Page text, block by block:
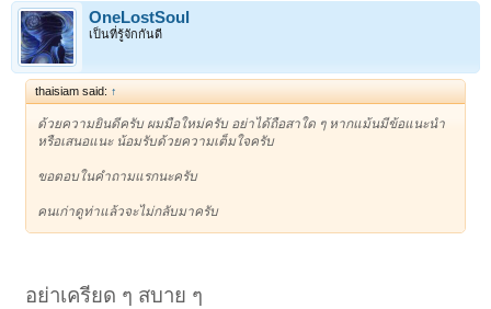
OneLostSoul
เป็นที่รู้จักกันดี
thaisiam said: ↑
ด้วยความยินดีครับ ผมมือใหม่ครับ อย่าได้ถือสาใด ๆ หากแม้นมีข้อแนะนำ
หรือเสนอแนะ น้อมรับด้วยความเต็มใจครับ
ขอตอบในคำถามแรกนะครับ
คนเก่าดูท่าแล้วจะไม่กลับมาครับ
อย่าเครียด ๆ สบาย ๆ